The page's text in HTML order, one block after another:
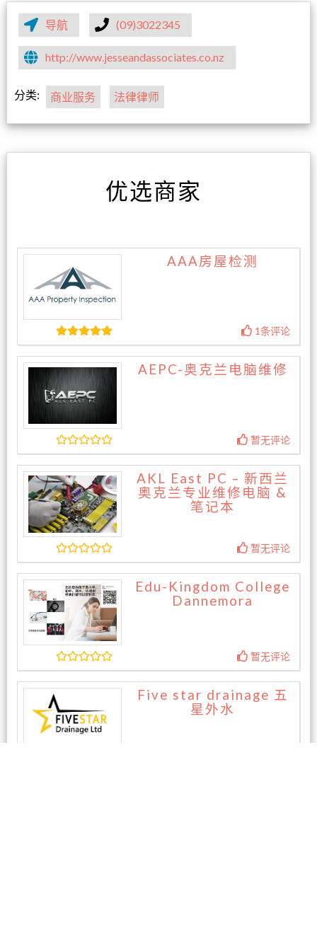
导航 (09)3022345
http://www.jesseandassociates.co.nz
分类: 商业服务 法律律师
优选商家
AAA房屋检测
1条评论
AEPC-奥克兰电脑维修
暂无评论
AKL East PC – 新西兰
奥克兰专业维修电脑 &
笔记本
暂无评论
Edu-Kingdom College
Dannemora
暂无评论
Five star drainage 五
星外水